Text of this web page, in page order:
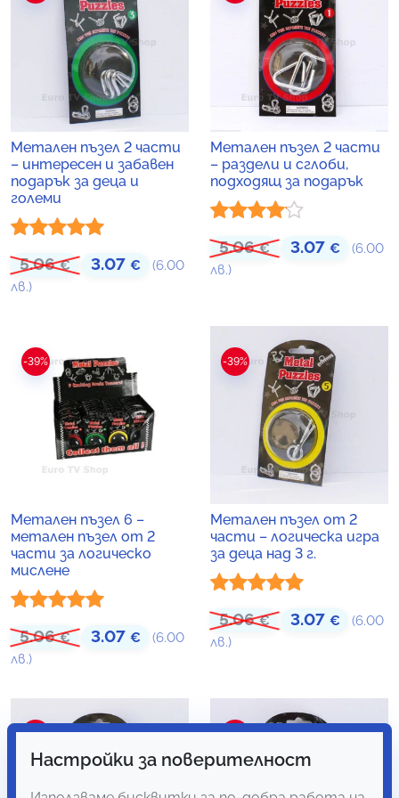
Метален пъзел 2 части
– интересен и забавен
подарък за деца и
големи
Оценено с
5.00
5.06€ Original price was: 5.06 €.
3.07 € Текущата цена е: 3.07 €.
(6.00
лв.)
Метален пъзел 2 части
– раздели и сглоби,
подходящ за подарък
Оценено
с4.00
5.06€ Original price
3.07 €
(6.00
лв.)
-39%
Метален пъзел 6 –
метален пъзел от 2
части за логическо
мислене
Оценено с
5.00
5.06€ Original price was: 5.06 €.
3.07 € Текущата цена е: 3.07 €.
(6.00
лв.)
-39%
Метален пъзел от 2
части – логическа игра
за деца над 3 г.
Оценено с
5.00
5.06€ Original price
3.07 €
(6.00
лв.)
-39% -39%
Настройки за поверителност